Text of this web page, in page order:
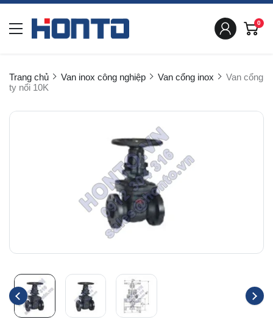
0
Trang chủ Van inox công nghiệp Van cổng inox
Van cổng
ty nổi 10K